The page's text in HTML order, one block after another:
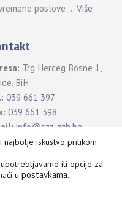
poslove …Više
Trg Herceg Bosne 1,
BiH
039 661 397
039 661 398
info@szz-zzh.ba
ŽZH ©2021
najbolje iskustvo prilikom
ili opcije za
u postavkama.
GDPR COOKIE BANNER